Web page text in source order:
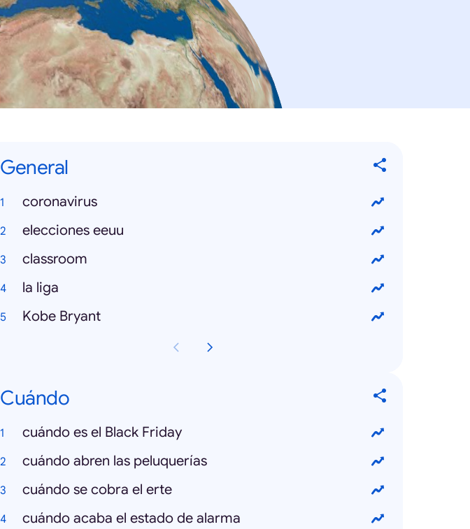
General
coronavirus
elecciones eeuu
classroom
la liga
Kobe Bryant
Cuándo
cuándo es el Black Friday
cuándo abren las peluquerías
cuándo se cobra el erte
cuándo acaba el estado de alarma